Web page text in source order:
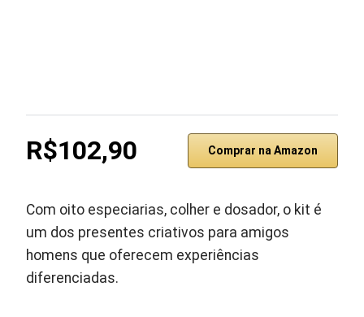
R$102,90 Comprar na Amazon
Com oito especiarias, colher e dosador, o kit é
um dos presentes criativos para amigos
homens que oferecem experiências
diferenciadas.